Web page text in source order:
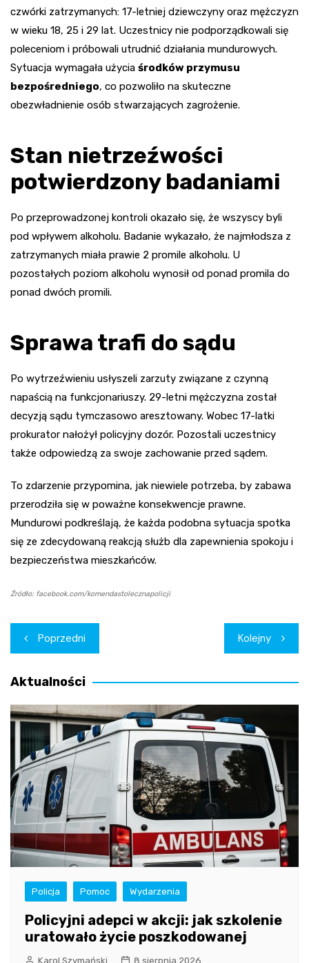
czwórki zatrzymanych: 17-letniej dziewczyny oraz mężczyzn
w wieku 18, 25 i 29 lat. Uczestnicy nie podporządkowali się
poleceniom i próbowali utrudnić działania mundurowych.
Sytuacja wymagała użycia środków przymusu
bezpośredniego, co pozwoliło na skuteczne
obezwładnienie osób stwarzających zagrożenie.
Stan nietrzeźwości
potwierdzony badaniami
Po przeprowadzonej kontroli okazało się, że wszyscy byli
pod wpływem alkoholu. Badanie wykazało, że najmłodsza z
zatrzymanych miała prawie 2 promile alkoholu. U
pozostałych poziom alkoholu wynosił od ponad promila do
ponad dwóch promili.
Sprawa trafi do sądu
Po wytrzeźwieniu usłyszeli zarzuty związane z czynną
napaścią na funkcjonariuszy. 29-letni mężczyzna został
decyzją sądu tymczasowo aresztowany. Wobec 17-latki
prokurator nałożył policyjny dozór. Pozostali uczestnicy
także odpowiedzą za swoje zachowanie przed sądem.
To zdarzenie przypomina, jak niewiele potrzeba, by zabawa
przerodziła się w poważne konsekwencje prawne.
Mundurowi podkreślają, że każda podobna sytuacja spotka
się ze zdecydowaną reakcją służb dla zapewnienia spokoju i
bezpieczeństwa mieszkańców.
Źródło: facebook.com/komendastolecznapolicji
Nawigacja
wpisu
Poprzedni Kolejny
Aktualności
Policja Pomoc Wydarzenia
Policyjni adepci w akcji: jak szkolenie
uratowało życie poszkodowanej
Karol Szymański 8 sierpnia 2026